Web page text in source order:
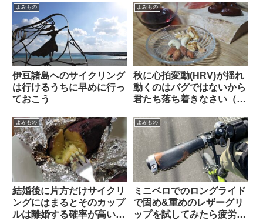
よみもの
伊豆諸島へのサイクリング
は行けるうちに早めに行っ
ておこう
よみもの
秋に心拍変動(HRV)が揺れ
動くのはバグではないから
君たち落ち着きなさい（海
察）
よみもの
結婚後に片方だけサイクリ
ングにはまるとそのカップ
ルは離婚する確率が高い？
よみもの
ミニベロでのロングライド
で固め&重めのレザーグリ
ップを試してみたら疲労が